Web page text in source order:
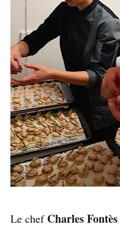
Le chef Charles Fontès